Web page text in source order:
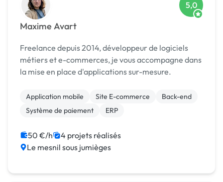
Maxime Avart
5,0
Freelance depuis 2014, développeur de logiciels
métiers et e-commerces, je vous accompagne dans
la mise en place d'applications sur-mesure.
Application mobile Site E-commerce
Back-end
Système de paiement
ERP
50 €/h
4 projets réalisés
Le mesnil sous jumièges